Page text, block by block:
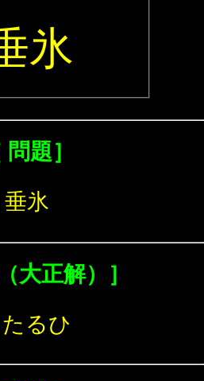
氷
問題］
垂氷
大正解）］
たるひ